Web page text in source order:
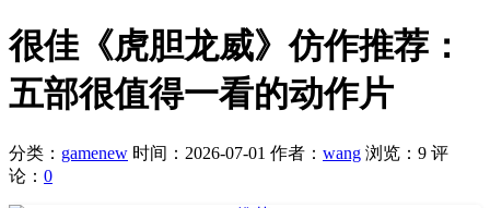
很佳《虎胆龙威》仿作推荐：
五部很值得一看的动作片
分类： gamenew 时间：2026-07-01 作者： wang 浏览：9 评
论： 0